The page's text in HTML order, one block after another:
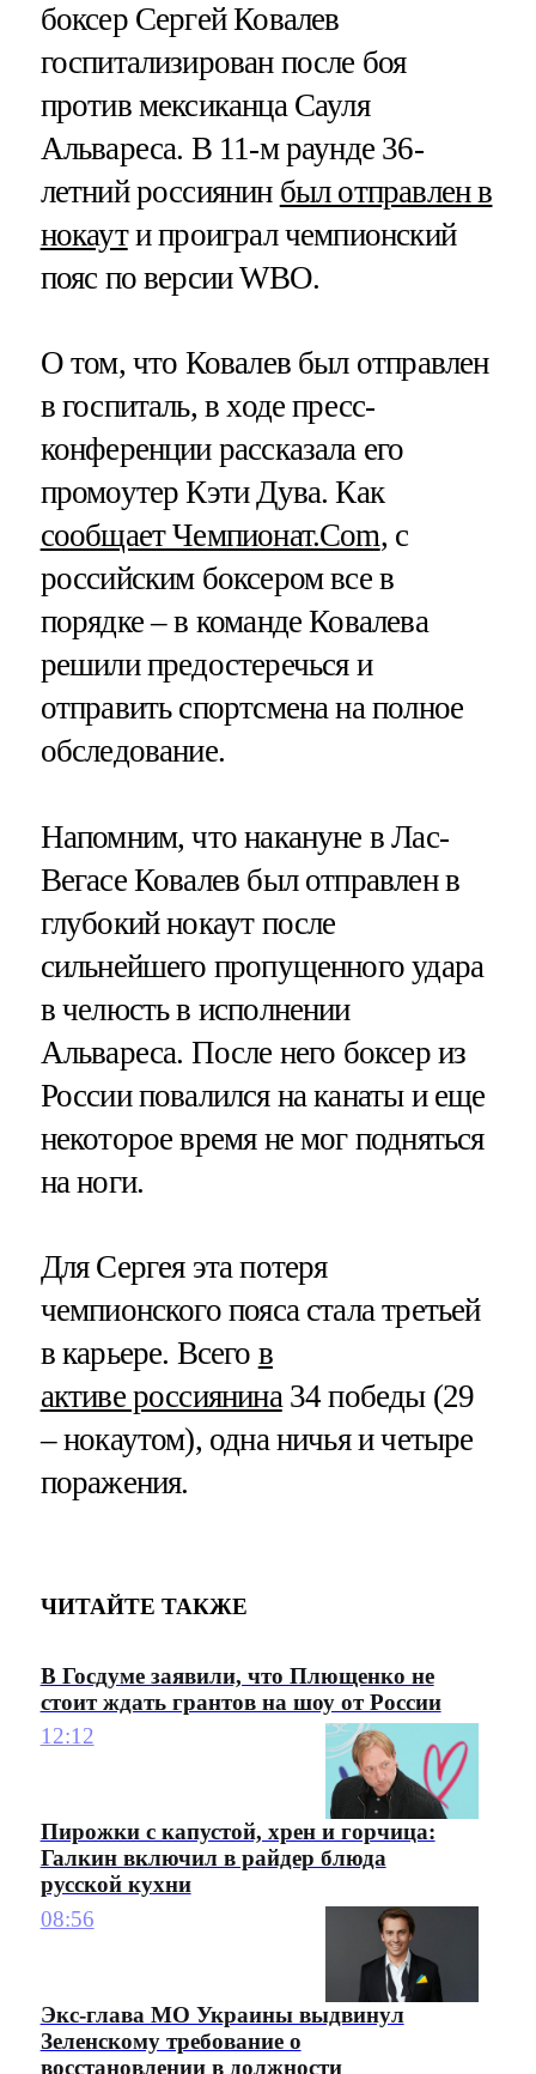
боксер Сергей Ковалев
госпитализирован после боя
против мексиканца Сауля
Альвареса. В 11-м раунде 36-
летний россиянин был отправлен в
нокаути проиграл чемпионский
пояс по версии WBO.
О том, что Ковалев был отправлен
в госпиталь, в ходе пресс-
конференции рассказала его
промоутер Кэти Дува. Как
сообщает Чемпионат.Com, с
российским боксером все в
порядке – в команде Ковалева
решили предостеречься и
отправить спортсмена на полное
обследование.
Напомним, что накануне в Лас-
Вегасе Ковалев был отправлен в
глубокий нокаут после
сильнейшего пропущенного удара
в челюсть в исполнении
Альвареса. После него боксер из
России повалился на канаты и еще
некоторое время не мог подняться
на ноги.
Для Сергея эта потеря
чемпионского пояса стала третьей
в карьере. Всего в
активе россиянина 34 победы (29
– нокаутом), одна ничья и четыре
поражения.
ЧИТАЙТЕ ТАКЖЕ
В Госдуме заявили, что Плющенко не
стоит ждать грантов на шоу от России
12:12
Пирожки с капустой, хрен и горчица:
Галкин включил в райдер блюда
русской кухни
08:56
Экс-глава МО Украины выдвинул
Зеленскому требование о
восстановлении в должности